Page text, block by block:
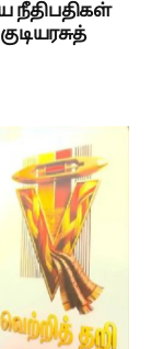
நீதிபதிகள்